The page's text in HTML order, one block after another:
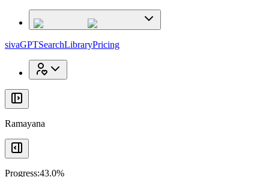
sivaGPTSearchLibraryPricing
Ramayana
Progress:43.0%